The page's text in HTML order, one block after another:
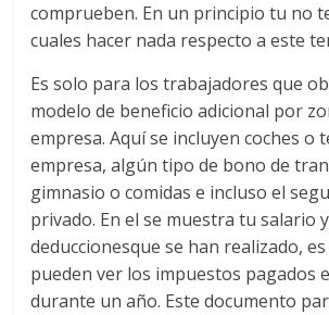
comprueben. En un principio tu no
cuales hacer nada respecto a este
Es solo para los trabajadores que
modelo de beneficio adicional por
empresa. Aquí se incluyen coches o
empresa, algún tipo de bono de
gimnasio o comidas e incluso el
privado. En el se muestra tu salario
deduccionesque se han realizado, es
pueden ver los impuestos pagados
durante un año. Este documento